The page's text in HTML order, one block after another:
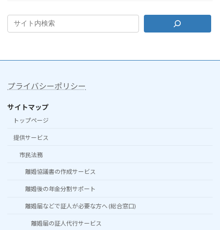
プライバシーポリシー
サイトマップ
トップページ
提供サービス
市民法務
離婚協議書の作成サービス
離婚後の年金分割サポート
離婚届などで証人が必要な方へ (総合窓口)
離婚届の証人代行サービス